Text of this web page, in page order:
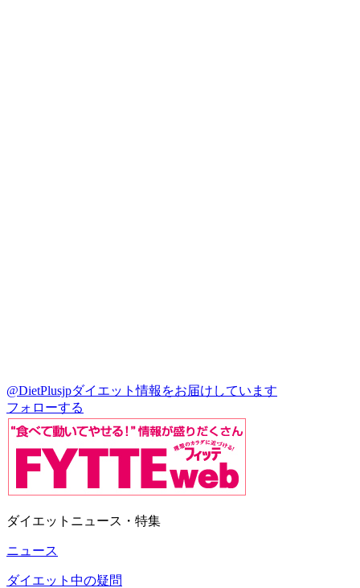
@DietPlusjpダイエット情報をお届けしています
フォローする
ダイエットニュース・特集
ニュース
ダイエット中の疑問